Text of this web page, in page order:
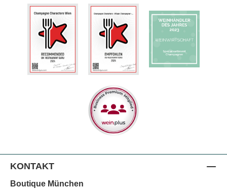
KONTAKT
Boutique München